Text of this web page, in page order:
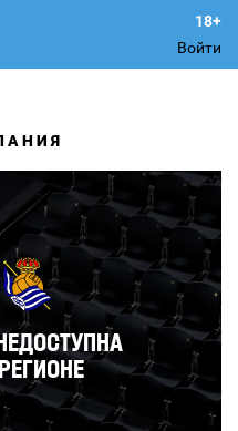
Войти